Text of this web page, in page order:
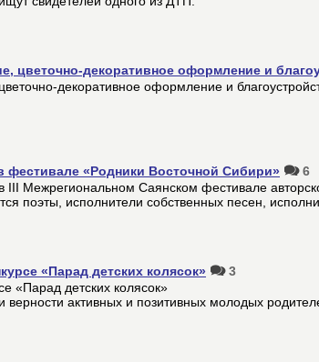
цветочно-декоративное оформление и
декоративное оформление и
фестивале «Родники Восточной Сибири»
6
III Межрегиональном Саянском фестивале
поэты, исполнители собственных песен,
«Парад детских колясок»
3
«Парад детских колясок»
активных и позитивных молодых